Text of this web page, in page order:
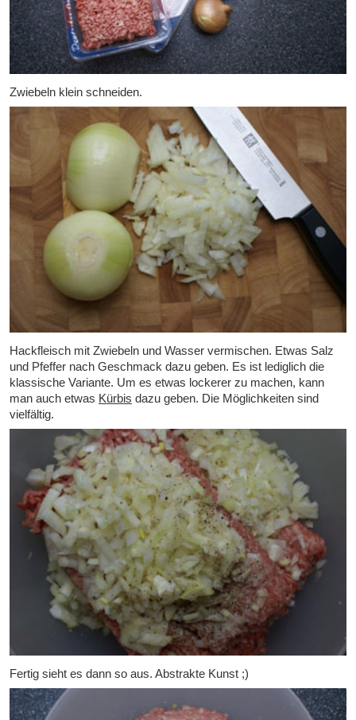
Zwiebeln klein schneiden.
Hackfleisch mit Zwiebeln und Wasser vermischen. Etwas Salz
und Pfeffer nach Geschmack dazu geben. Es ist lediglich die
klassische Variante. Um es etwas lockerer zu machen, kann
man auch etwas Kürbis dazu geben. Die Möglichkeiten sind
vielfältig.
Fertig sieht es dann so aus. Abstrakte Kunst ;)